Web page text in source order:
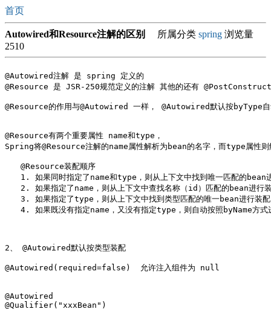
首页
Autowired和Resource注解的区别 所属分类 spring 浏览量
2510
@Autowired注解 是 spring 定义的
@Resource 是 JSR-250规范定义的注解 其他的还有
@Resource的作用与@Autowired 一样， @Autowired默认按byType自
@Resource有两个重要属性 name和type，
Spring将@Resource注解的name属性解析为bean的名字，而type属性则
@Resource装配顺序
1. 如果同时指定了name和type，则从上下文中找到唯一匹配的bean
2. 如果指定了name，则从上下文中查找名称（id）匹配的bean进行装
3. 如果指定了type，则从上下文中找到类型匹配的唯一bean进行装配
4. 如果既没有指定name，又没有指定type，则自动按照byName方式
2、 @Autowired默认按类型装配
@Autowired(required=false)  允许注入组件为 null
@Autowired
@Qualifier("xxxBean")